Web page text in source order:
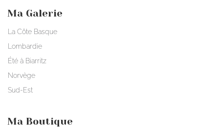
Ma Galerie
La Côte Basque
Lombardie
Été à Biarritz
Norvège
Sud-Est
Ma Boutique